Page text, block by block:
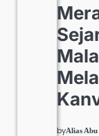
byAlias